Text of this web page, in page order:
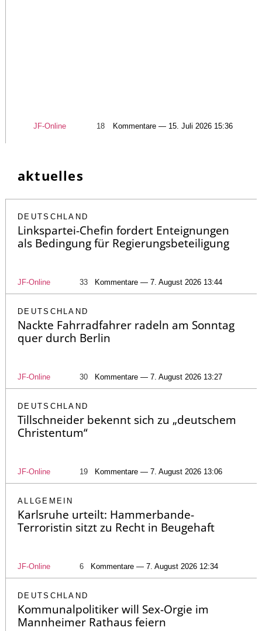
JF-Online 18 Kommentare — 15. Juli 2026 15:36
aktuelles
DEUTSCHLAND
Linkspartei-Chefin fordert Enteignungen
als Bedingung für Regierungsbeteiligung
JF-Online 33 Kommentare — 7. August 2026 13:44
DEUTSCHLAND
Nackte Fahrradfahrer radeln am Sonntag
quer durch Berlin
JF-Online 30 Kommentare — 7. August 2026 13:27
DEUTSCHLAND
Tillschneider bekennt sich zu „deutschem
Christentum“
JF-Online 19 Kommentare — 7. August 2026 13:06
ALLGEMEIN
Karlsruhe urteilt: Hammerbande-
Terroristin sitzt zu Recht in Beugehaft
JF-Online 6 Kommentare — 7. August 2026 12:34
DEUTSCHLAND
Kommunalpolitiker will Sex-Orgie im
Mannheimer Rathaus feiern